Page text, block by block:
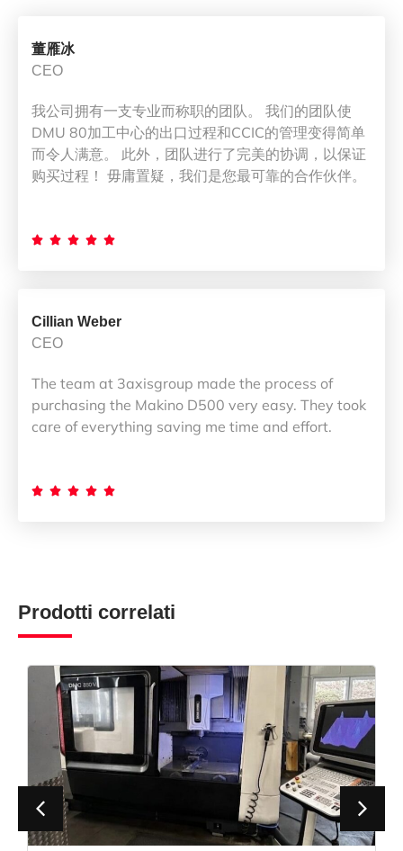
董雁冰
CEO
我公司拥有一支专业而称职的团队。 我们的团队使
DMU 80加工中心的出口过程和CCIC的管理变得简单
而令人满意。 此外，团队进行了完美的协调，以保证
购买过程！ 毋庸置疑，我们是您最可靠的合作伙伴。
    
Cillian Weber
CEO
The team at 3axisgroup made the process of
purchasing the Makino D500 very easy. They took
care of everything saving me time and effort.
    
Prodotti correlati